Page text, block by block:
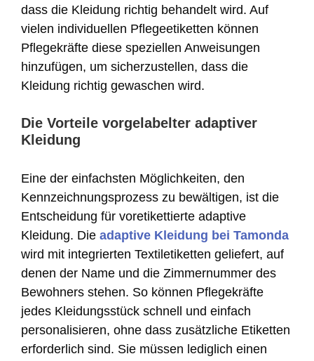
dass die Kleidung richtig behandelt wird. Auf
vielen individuellen Pflegeetiketten können
Pflegekräfte diese speziellen Anweisungen
hinzufügen, um sicherzustellen, dass die
Kleidung richtig gewaschen wird.
Die Vorteile vorgelabelter adaptiver
Kleidung
Eine der einfachsten Möglichkeiten, den
Kennzeichnungsprozess zu bewältigen, ist die
Entscheidung für voretikettierte adaptive
Kleidung. Die adaptive Kleidung bei Tamonda
wird mit integrierten Textiletiketten geliefert, auf
denen der Name und die Zimmernummer des
Bewohners stehen. So können Pflegekräfte
jedes Kleidungsstück schnell und einfach
personalisieren, ohne dass zusätzliche Etiketten
erforderlich sind. Sie müssen lediglich einen